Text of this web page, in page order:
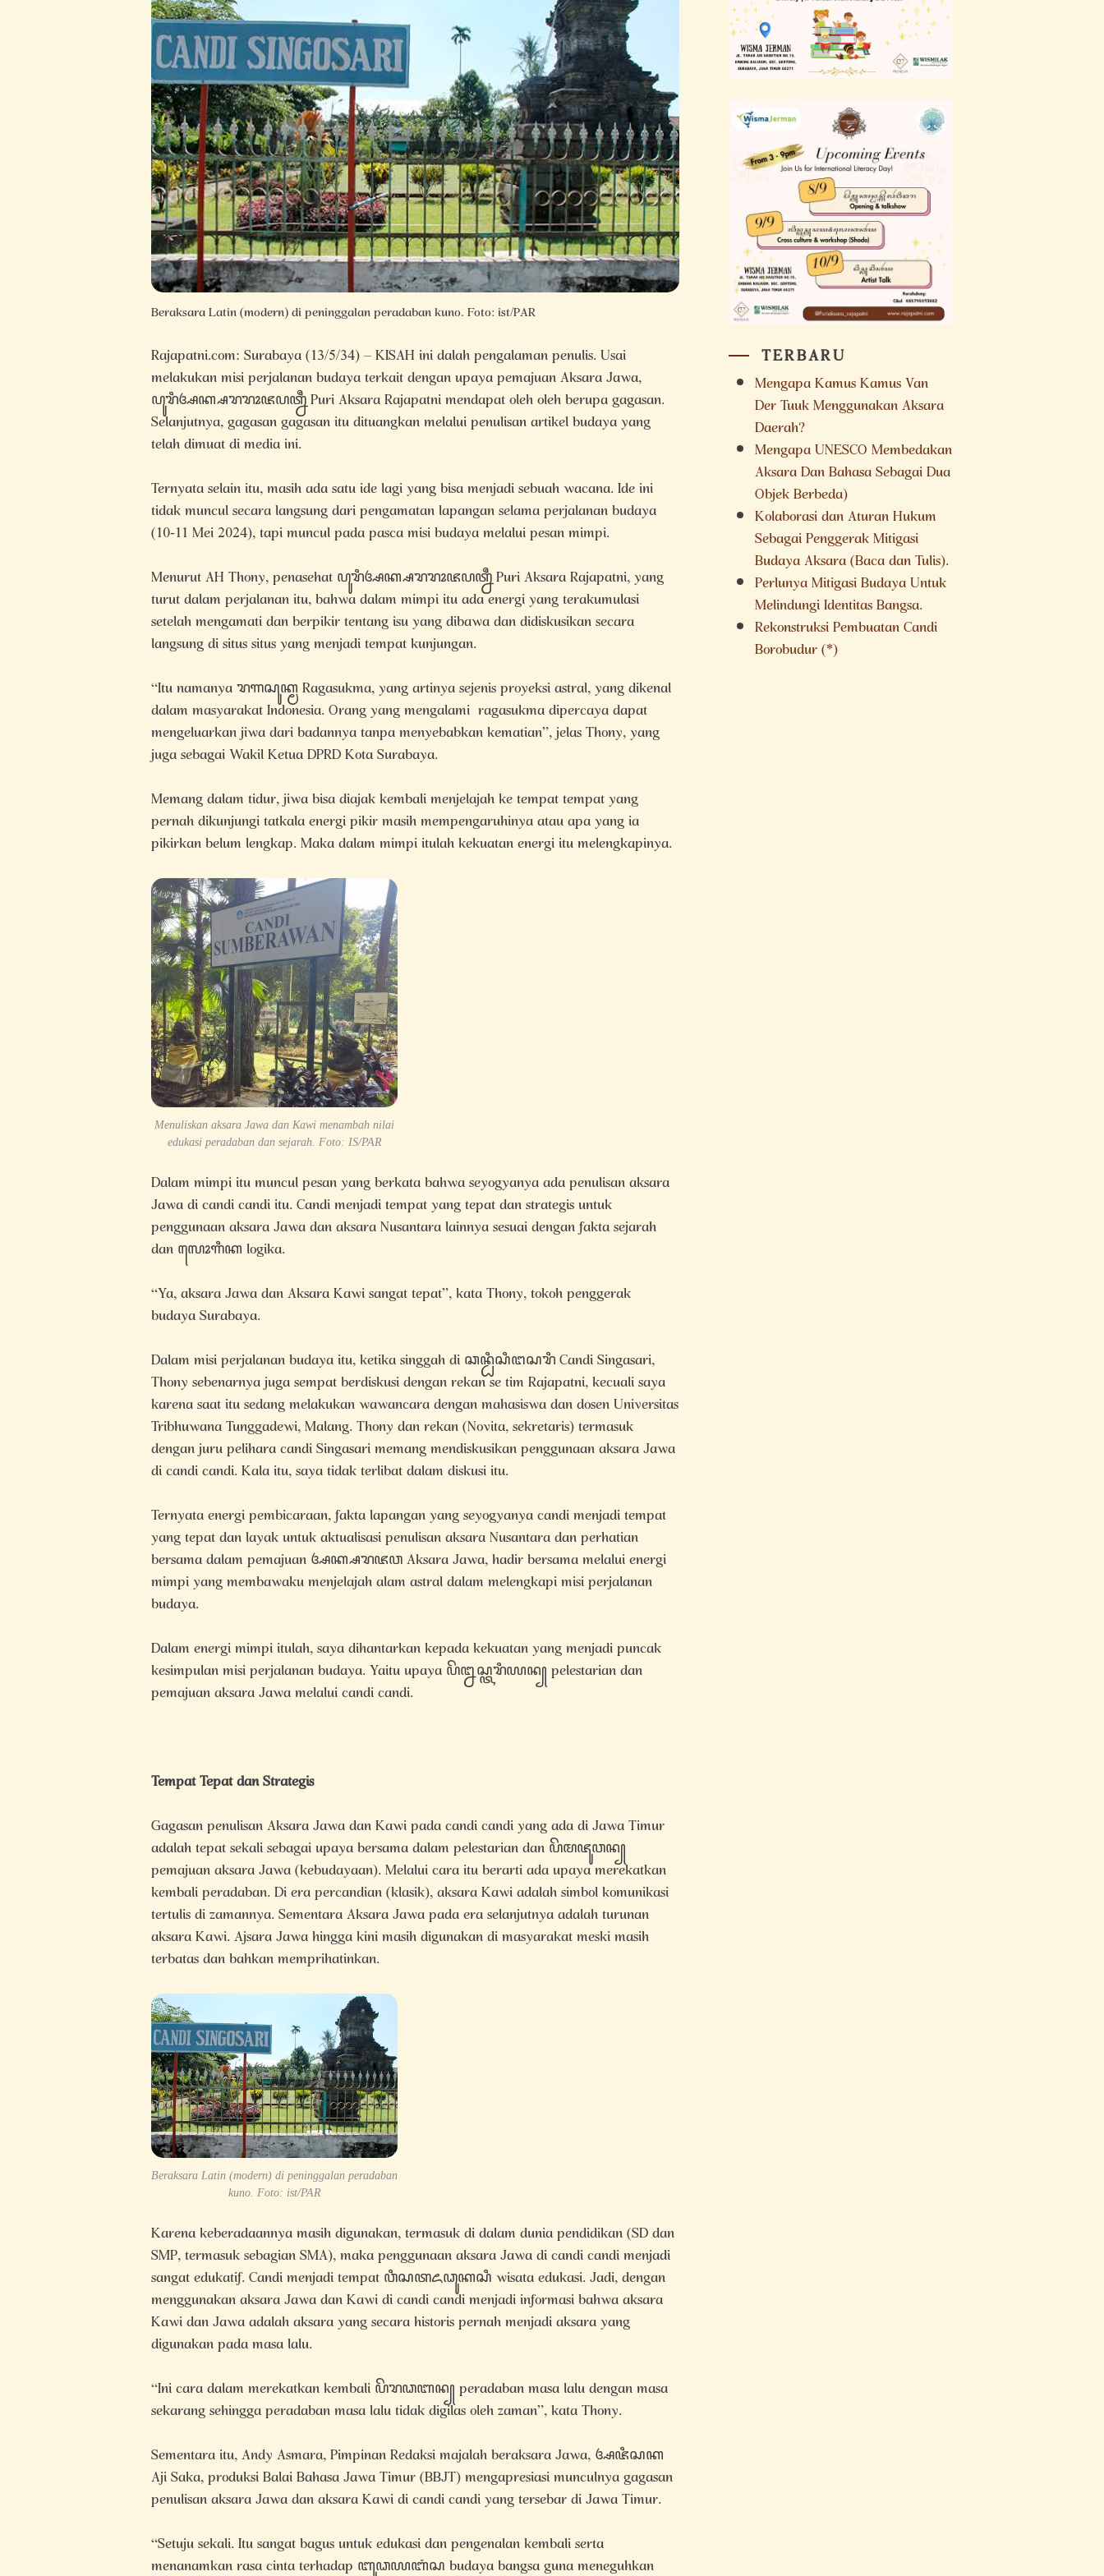
Beraksara Latin (modern) di peninggalan peradaban kuno. Foto: ist/PAR
Rajapatni.com: Surabaya (13/5/34) – KISAH ini dalah pengalaman penulis. Usai
melakukan misi perjalanan budaya terkait dengan upaya pemajuan Aksara Jawa,
ꦥꦸꦫꦶꦄꦏ꧀ꦱꦫꦫꦴꦗꦥꦠ꧀ꦤꦷ Puri Aksara Rajapatni mendapat oleh oleh berupa gagasan.
Selanjutnya, gagasan gagasan itu dituangkan melalui penulisan artikel budaya yang
telah dimuat di media ini.
Ternyata selain itu, masih ada satu ide lagi yang bisa menjadi sebuah wacana. Ide ini
tidak muncul secara langsung dari pengamatan lapangan selama perjalanan budaya
(10-11 Mei 2024), tapi muncul pada pasca misi budaya melalui pesan mimpi.
Menurut AH Thony, penasehat ꦥꦸꦫꦶꦄꦏ꧀ꦱꦫꦫꦴꦗꦥꦠ꧀ꦤꦷ Puri Aksara Rajapatni, yang
turut dalam perjalanan itu, bahwa dalam mimpi itu ada energi yang terakumulasi
setelah mengamati dan berpikir tentang isu yang dibawa dan didiskusikan secara
langsung di situs situs yang menjadi tempat kunjungan.
“Itu namanya ꦫꦒꦱꦸꦏ꧀ꦩ Ragasukma, yang artinya sejenis proyeksi astral, yang dikenal
dalam masyarakat Indonesia. Orang yang mengalami ragasukma dipercaya dapat
mengeluarkan jiwa dari badannya tanpa menyebabkan kematian”, jelas Thony, yang
juga sebagai Wakil Ketua DPRD Kota Surabaya.
Memang dalam tidur, jiwa bisa diajak kembali menjelajah ke tempat tempat yang
pernah dikunjungi tatkala energi pikir masih mempengaruhinya atau apa yang ia
pikirkan belum lengkap. Maka dalam mimpi itulah kekuatan energi itu melengkapinya.
Menuliskan aksara Jawa dan Kawi menambah nilai
edukasi peradaban dan sejarah. Foto: IS/PAR
Dalam mimpi itu muncul pesan yang berkata bahwa seyogyanya ada penulisan aksara
Jawa di candi candi itu. Candi menjadi tempat yang tepat dan strategis untuk
penggunaan aksara Jawa dan aksara Nusantara lainnya sesuai dengan fakta sejarah
dan ꦭꦺꦴꦒꦶꦏ logika.
“Ya, aksara Jawa dan Aksara Kawi sangat tepat”, kata Thony, tokoh penggerak
budaya Surabaya.
Dalam misi perjalanan budaya itu, ketika singgah di ꦕꦤ꧀ꦝꦶꦱꦶꦔꦱꦫꦶ Candi Singasari,
Thony sebenarnya juga sempat berdiskusi dengan rekan se tim Rajapatni, kecuali saya
karena saat itu sedang melakukan wawancara dengan mahasiswa dan dosen Universitas
Tribhuwana Tunggadewi, Malang. Thony dan rekan (Novita, sekretaris) termasuk
dengan juru pelihara candi Singasari memang mendiskusikan penggunaan aksara Jawa
di candi candi. Kala itu, saya tidak terlibat dalam diskusi itu.
Ternyata energi pembicaraan, fakta lapangan yang seyogyanya candi menjadi tempat
yang tepat dan layak untuk aktualisasi penulisan aksara Nusantara dan perhatian
bersama dalam pemajuan ꦄꦏ꧀ꦱꦫꦗꦮ Aksara Jawa, hadir bersama melalui energi
mimpi yang membawaku menjelajah alam astral dalam melengkapi misi perjalanan
budaya.
Dalam energi mimpi itulah, saya dihantarkan kepada kekuatan yang menjadi puncak
kesimpulan misi perjalanan budaya. Yaitu upaya ꦥꦼꦊꦱ꧀ꦠꦫꦶꦪꦤ꧀ pelestarian dan
pemajuan aksara Jawa melalui candi candi.
Tempat Tepat dan Strategis
Gagasan penulisan Aksara Jawa dan Kawi pada candi candi yang ada di Jawa Timur
adalah tepat sekali sebagai upaya bersama dalam pelestarian dan ꦥꦼꦩꦗꦸꦮꦤ꧀
pemajuan aksara Jawa (kebudayaan). Melalui cara itu berarti ada upaya merekatkan
kembali peradaban. Di era percandian (klasik), aksara Kawi adalah simbol komunikasi
tertulis di zamannya. Sementara Aksara Jawa pada era selanjutnya adalah turunan
aksara Kawi. Ajsara Jawa hingga kini masih digunakan di masyarakat meski masih
terbatas dan bahkan memprihatinkan.
Beraksara Latin (modern) di peninggalan peradaban
kuno. Foto: ist/PAR
Karena keberadaannya masih digunakan, termasuk di dalam dunia pendidikan (SD dan
SMP, termasuk sebagian SMA), maka penggunaan aksara Jawa di candi candi menjadi
sangat edukatif. Candi menjadi tempat ꦮꦶꦱꦠꦌꦣꦸꦏꦱꦶ wisata edukasi. Jadi, dengan
menggunakan aksara Jawa dan Kawi di candi candi menjadi informasi bahwa aksara
Kawi dan Jawa adalah aksara yang secara historis pernah menjadi aksara yang
digunakan pada masa lalu.
“Ini cara dalam merekatkan kembali ꦥꦼꦫꦣꦧꦤ꧀ peradaban masa lalu dengan masa
sekarang sehingga peradaban masa lalu tidak digilas oleh zaman”, kata Thony.
Sementara itu, Andy Asmara, Pimpinan Redaksi majalah beraksara Jawa, ꦄꦗꦶꦱꦏ
Aji Saka, produksi Balai Bahasa Jawa Timur (BBJT) mengapresiasi munculnya gagasan
penulisan aksara Jawa dan aksara Kawi di candi candi yang tersebar di Jawa Timur.
“Setuju sekali. Itu sangat bagus untuk edukasi dan pengenalan kembali serta
menanamkan rasa cinta terhadap ꦧꦸꦣꦪꦧꦁꦱ budaya bangsa guna meneguhkan
TERBARU
Mengapa Kamus Kamus Van
Der Tuuk Menggunakan Aksara
Daerah?
Mengapa UNESCO Membedakan
Aksara Dan Bahasa Sebagai Dua
Objek Berbeda)
Kolaborasi dan Aturan Hukum
Sebagai Penggerak Mitigasi
Budaya Aksara (Baca dan Tulis).
Perlunya Mitigasi Budaya Untuk
Melindungi Identitas Bangsa.
Rekonstruksi Pembuatan Candi
Borobudur (*)